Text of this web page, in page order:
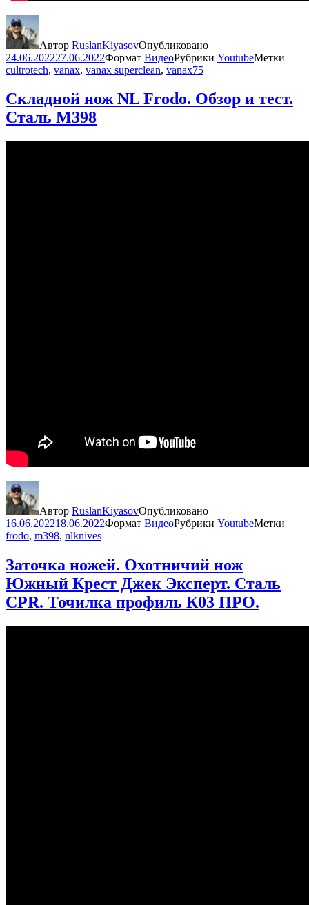
Автор RuslanKiyasovОпубликовано
24.06.202227.06.2022Формат ВидеоРубрики YoutubeМетки
cultrotech, vanax, vanax superclean, vanax75
Складной нож NL Frodo. Обзор и тест.
Сталь M398
Автор RuslanKiyasovОпубликовано
16.06.202218.06.2022Формат ВидеоРубрики YoutubeМетки
frodo, m398, nlknives
Заточка ножей. Охотничий нож
Южный Крест Джек Эксперт. Сталь
CPR. Точилка профиль К03 ПРО.